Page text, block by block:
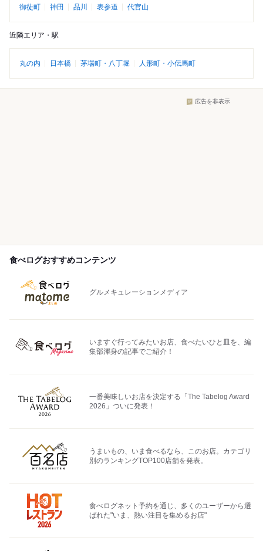
御徒町
神田 品川 表参道 代官山
近隣エリア・駅
丸の内 日本橋 茅場町・八丁堀 人形町・小伝馬町
広告を非表示
食べログおすすめコンテンツ
グルメキュレーションメディア
いますぐ行ってみたいお店、食べたいひと皿を、編
集部渾身の記事でご紹介！
一番美味しいお店を決定する「The Tabelog Award
2026」ついに発表！
うまいもの、いま食べるなら、このお店。カテゴリ
別のランキングTOP100店舗を発表。
食べログネット予約を通じ、多くのユーザーから選
ばれた"いま、熱い注目を集めるお店"